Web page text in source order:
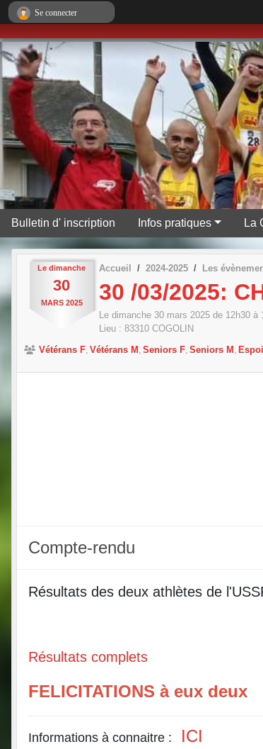
Bulletin d' inscription Infos pratiques La
Le dimanche
30
MARS 2025
Accueil 2024-2025 Les
30 /03/2025:
Le dimanche 30 mars 2025 de 12h30 à
Lieu : 83310 COGOLIN
Vétérans F Vétérans M Seniors F Seniors M
Compte-rendu
Résultats des deux athlètes de
Résultats complets
FELICITATIONS à eux deux
Informations à connaitre : ICI
Se connecter
Panneau de gestion des cookies